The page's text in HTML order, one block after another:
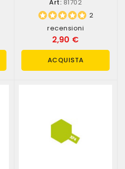
Art: 81702
2
recensioni
2,90 €
ACQUISTA